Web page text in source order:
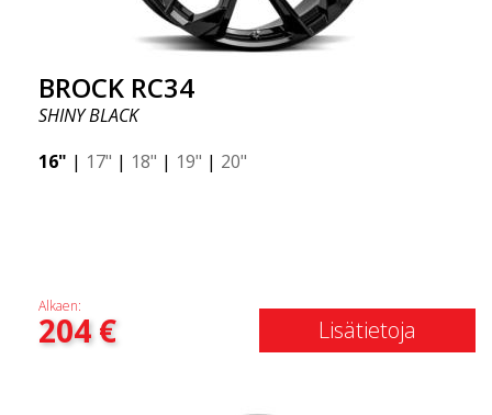
BROCK RC34
SHINY BLACK
16" | 17" | 18" | 19" | 20"
Alkaen:
204€ Lisätietoja